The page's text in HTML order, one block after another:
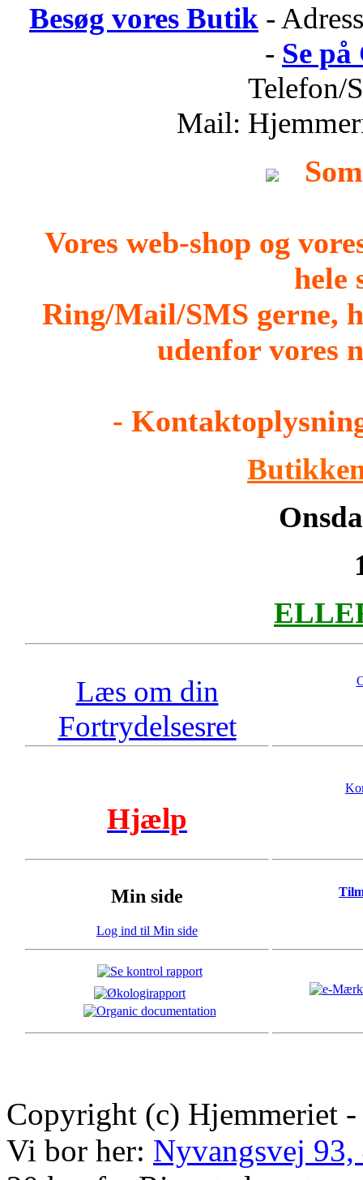
Besøg vores Butik -
- Se
Telefon/
Mail:
Vores web-shop og
hele
Ring/Mail/SMS gerne,
udenfor vores
-
Læs om din
Fortrydelsesret
Hjælp
Min side
Log ind til Min side
Copyright (c) Hjemmeriet
Vi bor her: Nyvangsvej